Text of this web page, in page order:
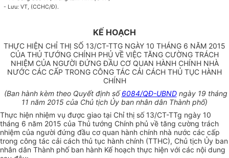
- Lưu: VT, (CCHC/Đ).
KẾ HOẠCH
THỰC HIỆN CHỈ THỊ SỐ 13/CT-TTG NGÀY 10 THÁNG 6 NĂM 2015
CỦA THỦ TƯỚNG CHÍNH PHỦ VỀ VIỆC TĂNG CƯỜNG TRÁCH
NHIỆM CỦA NGƯỜI ĐỨNG ĐẦU CƠ QUAN HÀNH CHÍNH NHÀ
NƯỚC CÁC CẤP TRONG CÔNG TÁC CẢI CÁCH THỦ TỤC HÀNH
CHÍNH
(Ban hành kèm theo Quyết định số6084/QĐ-UBNDngày 19 tháng
11 năm 2015 của Chủ tịch Ủy ban nhân dân Thành phố)
Thực hiện nhiệm vụ được giao tại Chỉ thị số 13/CT-TTg ngày 10
tháng 6 năm 2015 của Thủ tướng Chính phủ về tăng cường trách
nhiệm của người đứng đầu cơ quan hành chính nhà nước các cấp
trong công tác cải cách thủ tục hành chính (TTHC), Chủ tịch Ủy ban
nhân dân Thành phố ban hành Kế hoạch thực hiện với các nội dung